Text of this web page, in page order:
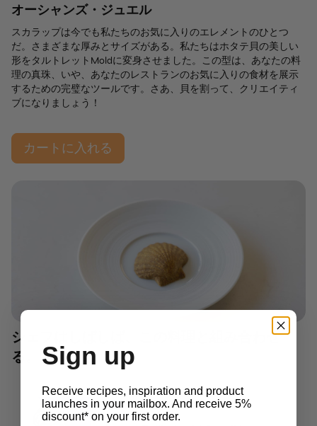
オーシャンズ・ジュエル
スカラップは今でも私たちのお気に入りのエレメントのひとつ
だ。さまざまな厚みとサイズがある。私たちはホタテ貝の美しい
形をタルトレットMoldに変身させました。この型は、あなたの料
理の真珠、いや、あなたのレストランのお気に入りの食材を展示
するための完璧なツールです。さあ、貝を割って、クリエイティ
ブになりましょう！
カートに入れる
シェフはしばしば、この料理と組み合わせ
る。
2D Molds
Sign up
Receive recipes, inspiration and product
launches in your mailbox. And receive 5%
discount* on your first order.